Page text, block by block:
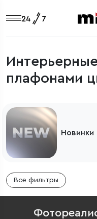
плафонами
Все фильтры